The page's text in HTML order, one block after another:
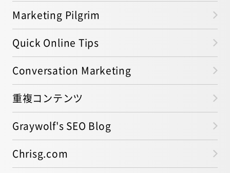
Marketing Pilgrim
Quick Online Tips
Conversation Marketing
重複コンテンツ
Graywolf's SEO Blog
Chrisg.com